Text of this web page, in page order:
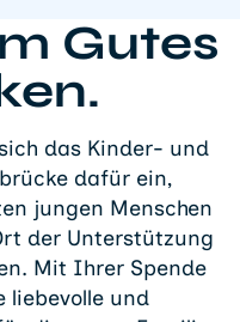
Gutes
das Kinder- und
dafür ein,
jungen Menschen
der Unterstützung
Mit Ihrer Spende
liebevolle und